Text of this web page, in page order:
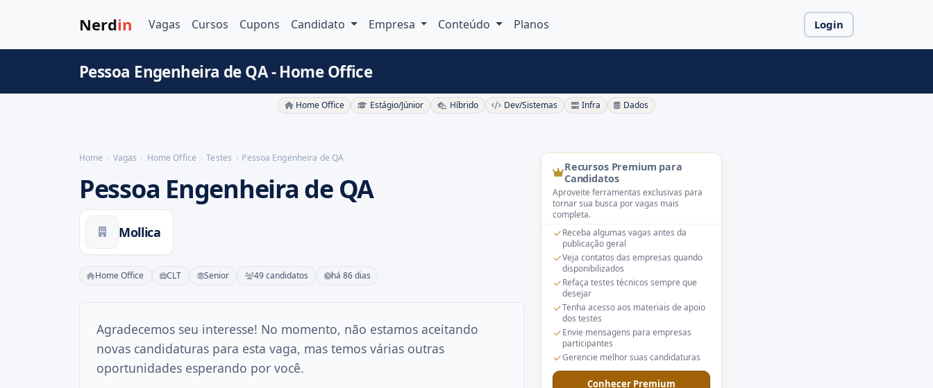
Nerdin Vagas Cursos Cupons Candidato Empresa Conteúdo Planos Login
Pessoa Engenheira de QA - Home Office
Home Office Estágio/Júnior Híbrido Dev/Sistemas Infra Dados
Home Vagas Home Office Testes Pessoa Engenheira de QA
Pessoa Engenheira de QA
Mollica
Home Office CLT Senior 49 candidatos há 86 dias
Agradecemos seu interesse! No momento, não estamos aceitando
novas candidaturas para esta vaga, mas temos várias outras
oportunidades esperando por você.
Recursos Premium para
Candidatos
Aproveite ferramentas exclusivas para
tornar sua busca por vagas mais
completa.
Receba algumas vagas antes da
publicação geral
Veja contatos das empresas quando
disponibilizados
Refaça testes técnicos sempre que
desejar
Tenha acesso aos materiais de apoio
dos testes
Envie mensagens para empresas
participantes
Gerencie melhor suas candidaturas
Conhecer Premium